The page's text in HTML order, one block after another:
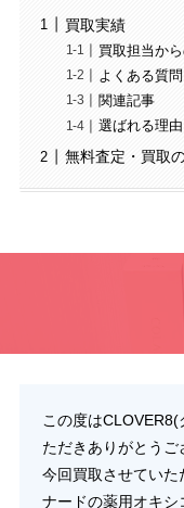
買取実績
買取担当か
よくある質問
関連記事
選ばれる理由
無料査定・買取
この度は
ただきありがとうご
今回買取させていた
ナードの薬用オキ